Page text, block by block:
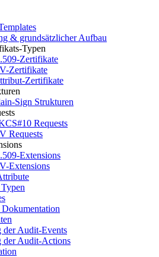
& grundsätzlicher Aufbau
Typen
Zertifikate
Zertifikate
Zertifikate
Sign Strukturen
Requests
Requests
Extensions
Extensions
Dokumentation
der Audit-Events
der Audit-Actions